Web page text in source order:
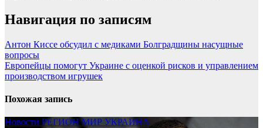
Навигация по записям
Антон Киссе обсудил с медиками Болградщины насущные
вопросы
Европейцы помогут Украине с оценкой рисков и управлением
производством игрушек
Похожая запись
Новости РЕГИОНМИР УКРАИНА